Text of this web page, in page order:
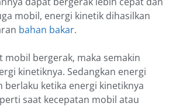
mobil, energi kinetik dihasilkan
bahan bakar.
mobil bergerak, maka semakin
kinetiknya. Sedangkan energi
berlaku ketika energi kinetiknya
saat kecepatan mobil atau